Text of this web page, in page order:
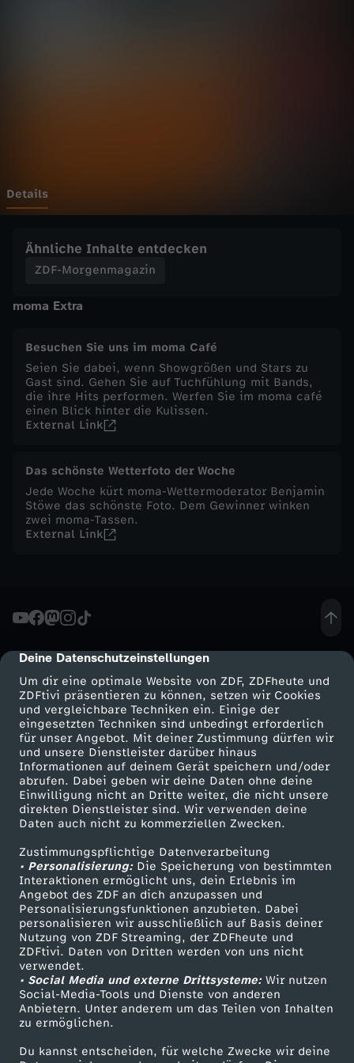
cmp-dialog-description
Deine Datenschutzeinstellungen
Um dir eine optimale Website von ZDF, ZDFheute und
ZDFtivi präsentieren zu können, setzen wir Cookies
und vergleichbare Techniken ein. Einige der
eingesetzten Techniken sind unbedingt erforderlich
für unser Angebot. Mit deiner Zustimmung dürfen wir
und unsere Dienstleister darüber hinaus
Informationen auf deinem Gerät speichern und/oder
abrufen. Dabei geben wir deine Daten ohne deine
Einwilligung nicht an Dritte weiter, die nicht unsere
direkten Dienstleister sind. Wir verwenden deine
Daten auch nicht zu kommerziellen Zwecken.
Zustimmungspflichtige Datenverarbeitung
• Personalisierung:Die Speicherung von bestimmten
Interaktionen ermöglicht uns, dein Erlebnis im
Angebot des ZDF an dich anzupassen und
Personalisierungsfunktionen anzubieten. Dabei
personalisieren wir ausschließlich auf Basis deiner
Nutzung von ZDF Streaming, der ZDFheute und
ZDFtivi. Daten von Dritten werden von uns nicht
verwendet.
• Social Media und externe Drittsysteme:Wir nutzen
Social-Media-Tools und Dienste von anderen
Anbietern. Unter anderem um das Teilen von Inhalten
zu ermöglichen.
Du kannst entscheiden, für welche Zwecke wir deine
g
z
i
n
-
S
o
w
i
d
d
a
s
W
e
t
t
e
r
a
m
Details
Ähnliche Inhalte entdecken
ZDF-Morgenmagazin
moma Extra
Besuchen Sie uns im moma Café
Seien Sie dabei, wenn Showgrößen und Stars zu
Gast sind. Gehen Sie auf Tuchfühlung mit Bands,
die ihre Hits performen. Werfen Sie im moma café
einen Blick hinter die Kulissen.
External Link
Das schönste Wetterfoto der Woche
Jede Woche kürt moma-Wettermoderator Benjamin
Stöwe das schönste Foto. Dem Gewinner winken
zwei moma-Tassen.
External Link
Mehr ZDF
ZDF-Apps
Smart TV
ZDFtext
Livestreams
Sendungen A-Z
TV-Programm
Service
ZDFmitreden
Kontakt zum ZDF
Tickets
Zuschauerservice
Hilfe
ZDF Unternehmen
Karriere
ZDF goes Schule